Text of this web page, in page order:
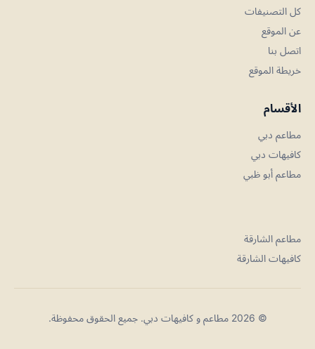
كل التصنيفات
عن الموقع
اتصل بنا
خريطة الموقع
الأقسام
مطاعم دبي
كافيهات دبي
مطاعم أبو ظبي
مطاعم الشارقة
كافيهات الشارقة
© 2026 مطاعم و كافيهات دبي. جميع الحقوق محفوظة.